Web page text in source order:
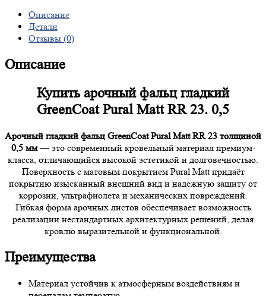
Описание
Детали
Отзывы (0)
Описание
Купить арочный фальц гладкий
GreenCoat Pural Matt RR 23. 0,5
Арочный гладкий фальц GreenCoat Pural Matt RR 23 толщиной
0,5 мм— это современный кровельный материал премиум-
класса, отличающийся высокой эстетикой и долговечностью.
Поверхность с матовым покрытием Pural Matt придаёт
покрытию изысканный внешний вид и надежную защиту от
коррозии, ультрафиолета и механических повреждений.
Гибкая форма арочных листов обеспечивает возможность
реализации нестандартных архитектурных решений, делая
кровлю выразительной и функциональной.
Преимущества
Материал устойчив к атмосферным воздействиям и